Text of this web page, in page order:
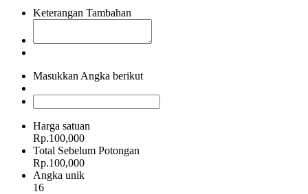
Keterangan Tambahan
Masukkan Angka berikut
Harga satuan
Rp.100,000
Total Sebelum Potongan
Rp.100,000
Angka unik
16